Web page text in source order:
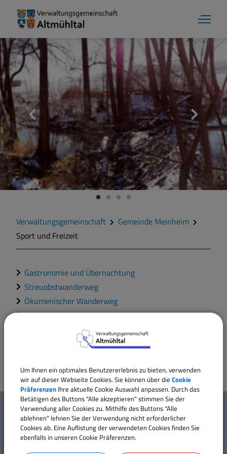
Aktuelles
Verwaltungsgemeinschaft
Gemeinde Alesheim
Markt Markt Berolzheim
Gemeinde Meinheim
Verwaltungsgemeinschaft
Gemeinde Meinheim
Sport und Freizeit
Gastronomie und Übernachtung
Streuobstwanderweg
Ökumenischer Wanderweg
Mühlenwanderweg
Sporteinrichtungen
Kinderspielplätze
W
c
Mehr entdecken
Kontakt
Um Ihnen ein optimales Benutzererlebnis zu bieten, verwenden
wir auf dieser Webseite Cookies. Sie können über die Cookie
Präferenzen Ihre aktuelle Cookie Auswahl anpassen. Durch das
Betätigen des Buttons "Alle akzeptieren" stimmen Sie der
Verwendung aller Cookies zu. Mithilfe des Buttons "Alle
ablehnen" lehnen Sie der Verwendung nicht erforderlicher
Cookies ab. Eine Auflistung der verwendeten Cookies finden Sie
ebenfalls in unseren Cookie Präferenzen.